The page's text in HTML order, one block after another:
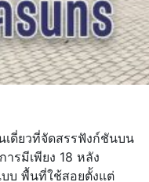
เดี่ยวที่จัดสรรฟังก์ชันบน
รมีเพียง 18 หลัง
บ พื้นที่ใช้สอยตั้งแต่